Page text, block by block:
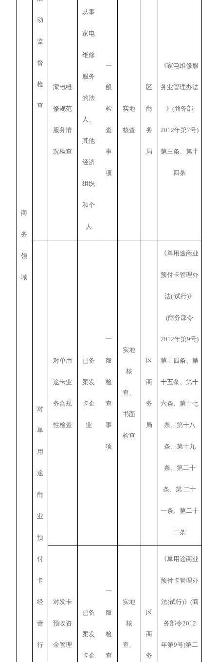
商
务
领
域
动
监
督
检
查
家电维
修规范
服务情
况检查
从事
家电
维修
服务
的法
人、
其他
经济
组织
和个
人
一
般
检
查
事
项
实地
核查
区
商
务
局
《家电维修服
务业管理办法
》(商务部
2012年第7号)
第三条、第十
四条
对
单
用
途
商
业
预
付
卡
经
营
行
对单用
途卡业
务合规
性检查
已备
案发
卡企
业
一
般
检
查
事
项
实地
核
查、
书面
检查
区
商
务
局
《单用途商业
预付卡管理办
法( 试行)》
(商务部令
2012年第9号)
第十四条、第
十五条、第十
六条、第十七
条、第十八
条、第十九
条、第二十
条、第 二十
一条、第二十
二条
对发卡
预收资
金管理
已备
案发
卡企
一
般
检
查
实地
核
查、
区
商
务
《单用途商业
预付卡管理办
法(试行)》(商
务部令2012
年第9号)第二